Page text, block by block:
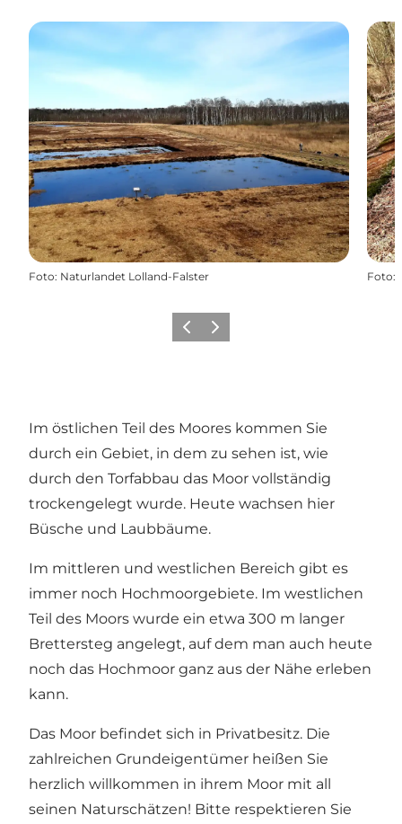
Foto: Naturlandet Lolland-Falster Foto:
ZurückWeiter
Im östlichen Teil des Moores kommen Sie
durch ein Gebiet, in dem zu sehen ist, wie
durch den Torfabbau das Moor vollständig
trockengelegt wurde. Heute wachsen hier
Büsche und Laubbäume.
Im mittleren und westlichen Bereich gibt es
immer noch Hochmoorgebiete. Im westlichen
Teil des Moors wurde ein etwa 300 m langer
Brettersteg angelegt, auf dem man auch heute
noch das Hochmoor ganz aus der Nähe erleben
kann.
Das Moor befindet sich in Privatbesitz. Die
zahlreichen Grundeigentümer heißen Sie
herzlich willkommen in ihrem Moor mit all
seinen Naturschätzen! Bitte respektieren Sie